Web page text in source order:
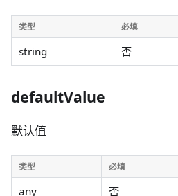
类型 必填
string 否
defaultValue
默认值
类型 必填
any 否